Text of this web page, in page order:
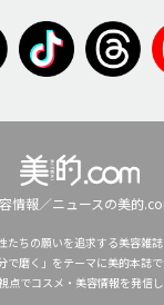
情報／ニュースの美的
たちの願いを追求する美容雑
で磨く」をテーマに美的本誌
点でコスメ・美容情報を発信し